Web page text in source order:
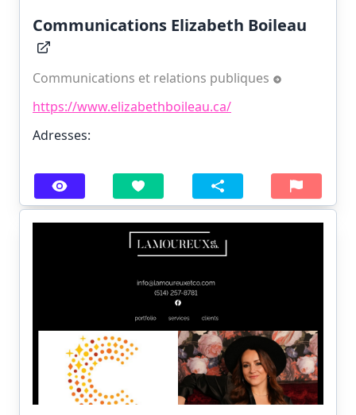
Communications Elizabeth Boileau
Communications et relations publiques
https://www.elizabethboileau.ca/
Adresses: